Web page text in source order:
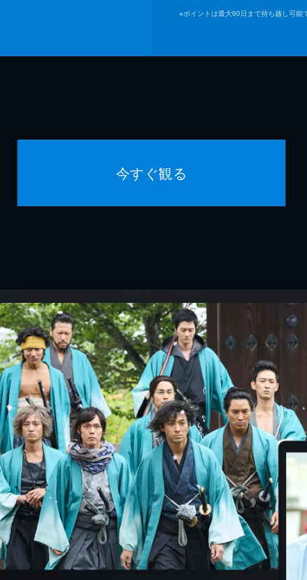
※ポイントは最大90日まで持ち越し可能
今すぐ観る